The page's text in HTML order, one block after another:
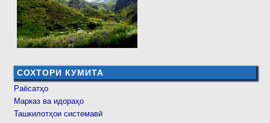
СОХТОРИ КУМИТА
Раёсатҳо
Марказ ва идораҳо
Ташкилотҳои системавӣ